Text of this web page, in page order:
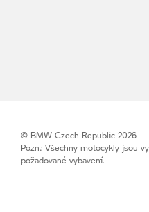
© BMW Czech Republic 2026
Pozn.: Všechny motocykly jsou
požadované vybavení.